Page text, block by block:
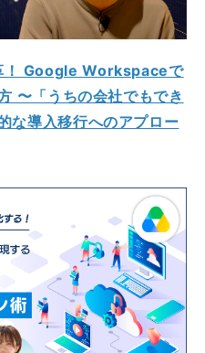
Google Workspaceで
〜「うちの会社でもでき
な導入移行へのアプロー